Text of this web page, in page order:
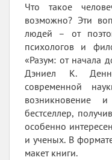
Что такое
возможно? Эти
людей – от
психологов и
«Разум: от начала
Дэниел К.
современной
возникновение
бестселлер,
особенно
и ученых. В
макет книги.